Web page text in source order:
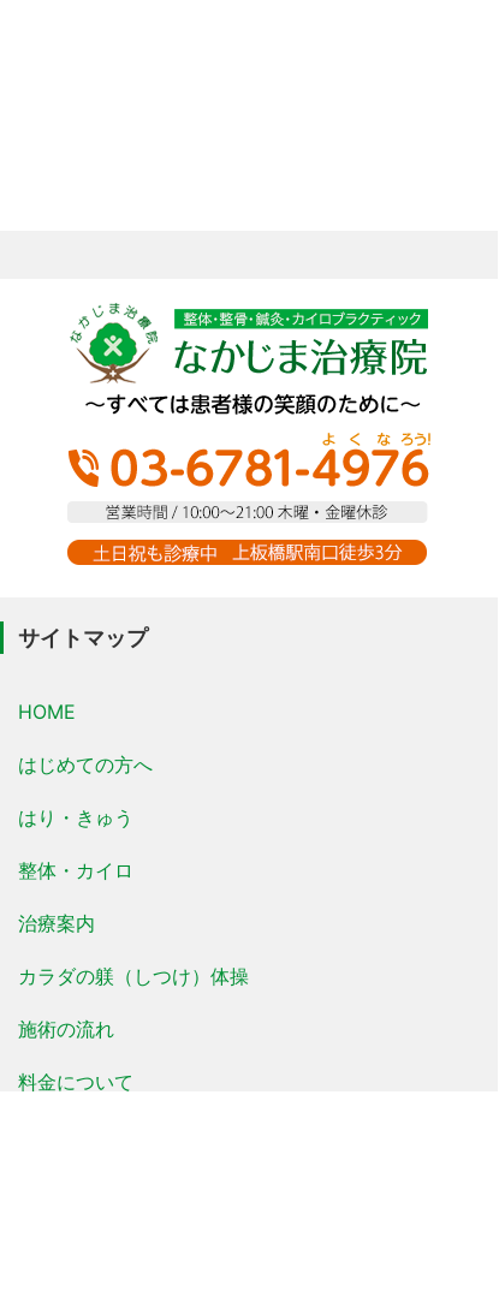
サイトマップ
HOME
はじめての方へ
はり・きゅう
整体・カイロ
治療案内
カラダの躾（しつけ）体操
施術の流れ
料金について